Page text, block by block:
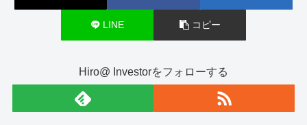
LINE コピー
Hiro@ Investorをフォローする